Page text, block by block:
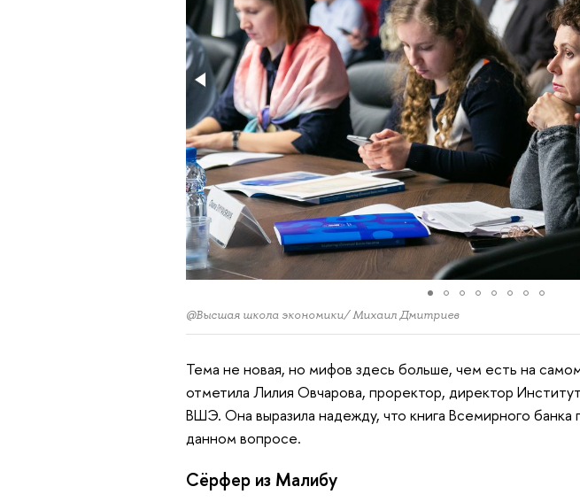
@Высшая школа экономики/ Михаил Дмитриев
Тема не новая, но мифов здесь больше, чем есть на
отметила Лилия Овчарова, проректор, директор
ВШЭ. Она выразила надежду, что книга Всемирного
данном вопросе.
Сёрфер из Малибу